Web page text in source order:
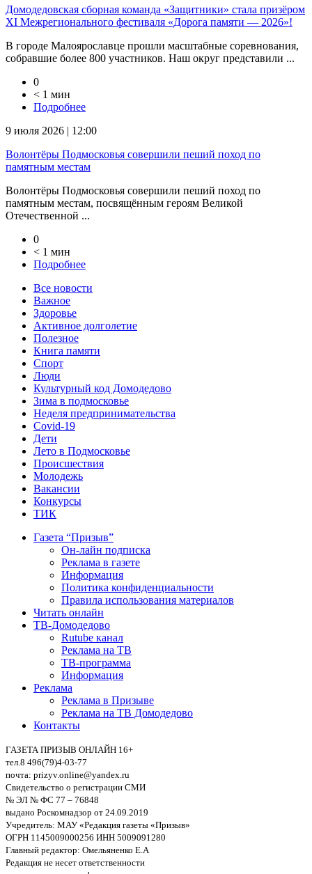
Домодедовская сборная команда «Защитники» стала призёром
XI Межрегионального фестиваля «Дорога памяти — 2026»!
В городе Малоярославце прошли масштабные соревнования,
собравшие более 800 участников. Наш округ представили ...
0
< 1 мин
Подробнее
9 июля 2026 | 12:00
Волонтёры Подмосковья совершили пеший поход по
памятным местам
Волонтёры Подмосковья совершили пеший поход по
памятным местам, посвящённым героям Великой
Отечественной ...
0
< 1 мин
Подробнее
Все новости
Важное
Здоровье
Активное долголетие
Полезное
Книга памяти
Спорт
Люди
Культурный код Домодедово
Зима в подмосковье
Неделя предпринимательства
Covid-19
Дети
Лето в Подмосковье
Происшествия
Молодежь
Вакансии
Конкурсы
ТИК
Газета “Призыв”
Он-лайн подписка
Реклама в газете
Информация
Политика конфиденциальности
Правила использования материалов
Читать онлайн
ТВ-Домодедово
Rutube канал
Реклама на ТВ
ТВ-программа
Информация
Реклама
Реклама в Призыве
Реклама на ТВ Домодедово
Контакты
ГАЗЕТА ПРИЗЫВ ОНЛАЙН 16+
тел.8 496(79)4-03-77
почта: prizyv.online@yandex.ru
Свидетельство о регистрации СМИ
№ ЭЛ № ФС 77 – 76848
выдано Роскомнадзор от 24.09.2019
Учредитель: МАУ «Редакция газеты «Призыв»
ОГРН 1145009000256 ИНН 5009091280
Главный редактор: Омельяненко Е.А
Редакция не несет ответственности